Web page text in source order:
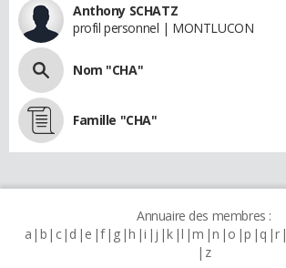
Anthony SCHATZ
profil personnel | MONTLUCON
Nom "CHA"
Famille "CHA"
Annuaire des membres :
a b c d e f g h i j k l m n o p q r
z